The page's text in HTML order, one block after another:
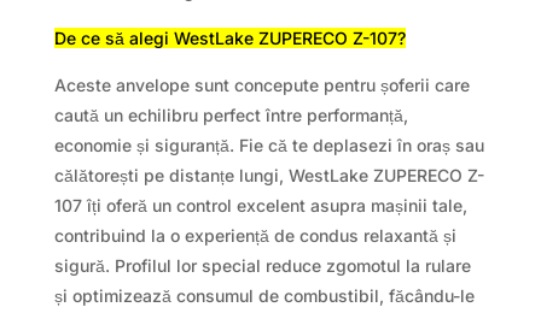
De ce să alegi WestLake ZUPERECO Z-107?
Aceste anvelope sunt concepute pentru șoferii care
caută un echilibru perfect între performanță,
economie și siguranță. Fie că te deplasezi în oraș sau
călătorești pe distanțe lungi, WestLake ZUPERECO Z-
107 îți oferă un control excelent asupra mașinii tale,
contribuind la o experiență de condus relaxantă și
sigură. Profilul lor special reduce zgomotul la rulare
și optimizează consumul de combustibil, făcându-le